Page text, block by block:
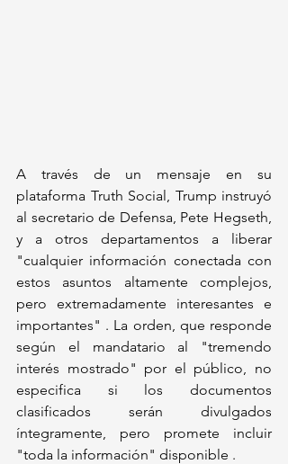
A través de un mensaje en su
plataforma Truth Social, Trump instruyó
al secretario de Defensa, Pete Hegseth,
y a otros departamentos a liberar
"cualquier información conectada con
estos asuntos altamente complejos,
pero extremadamente interesantes e
importantes" . La orden, que responde
según el mandatario al "tremendo
interés mostrado" por el público, no
especifica si los documentos
clasificados serán divulgados
íntegramente, pero promete incluir
"toda la información" disponible .